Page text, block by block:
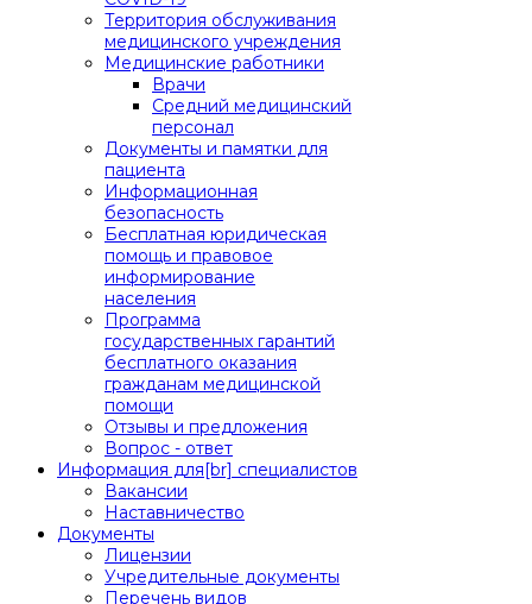
Территория обслуживания
медицинского учреждения
Медицинские работники
Врачи
Средний медицинский
персонал
Документы и памятки для
пациента
Информационная
безопасность
Бесплатная юридическая
помощь и правовое
информирование
населения
Программа
государственных гарантий
бесплатного оказания
гражданам медицинской
помощи
Отзывы и предложения
Вопрос - ответ
Информация для[br] специалистов
Вакансии
Наставничество
Документы
Лицензии
Учредительные документы
Перечень видов